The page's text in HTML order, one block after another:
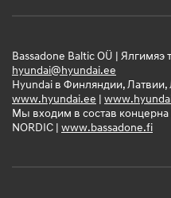
Bassadone Baltic OÜ | Ялгимяэ
hyundai@hyundai.ee
Hyundai в Финляндии, Латвии,
www.hyundai.ee |
Мы входим в состав концерна
NORDIC | www.bassadone.fi